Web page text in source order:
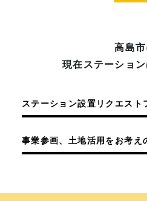
高島市
現在ステーショ
ステーション設置リクエスト
事業参画、土地活用をお考え